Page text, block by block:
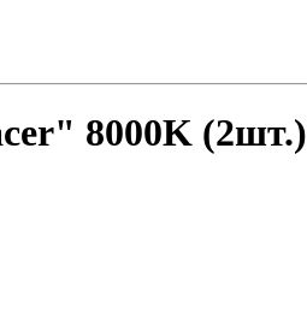
8000K (2шт.)